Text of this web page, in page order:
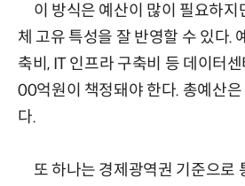
이 방식은 예산이 많이 필요하지
체 고유 특성을 잘 반영할 수 있다.
축비, IT 인프라 구축비 등 데이터
00억원이 책정돼야 한다. 총예산
다.
또 하나는 경제광역권 기준으로